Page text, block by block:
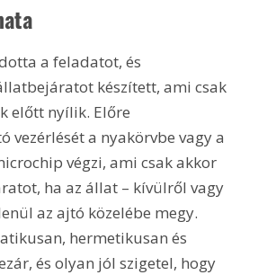
a feladatot, és
készített, ami csak
előtt nyílik. Előre
vezérlését a nyakörvbe vagy a
végzi, ami csak akkor
ha az állat – kívülről vagy
az ajtó közelébe megy.
hermetikusan és
és olyan jól szigetel, hogy